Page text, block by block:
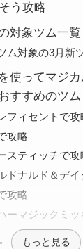
う攻略
対象ツム一覧
ム対象の3月新
使ってマジ
すすめのツム
フィセントで攻
攻略
スティッチで攻
ドナルド＆デイ
攻略
ーマジックミ
もっと見る